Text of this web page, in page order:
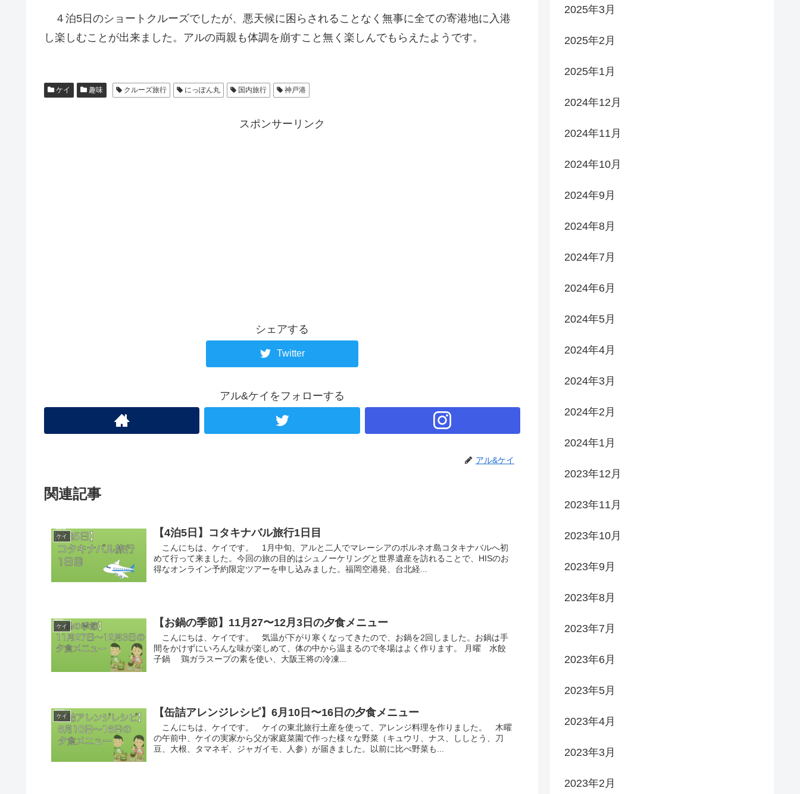
４泊5日のショートクルーズでしたが、悪天候に困らされることなく無事に全ての寄港地に入港
し楽しむことが出来ました。アルの両親も体調を崩すこと無く楽しんでもらえたようです。
ケイ 趣味 クルーズ旅行 にっぽん丸 国内旅行 神戸港
スポンサーリンク
シェアする
Twitter
アル&ケイをフォローする
アル&ケイ
関連記事
ケイ 【4泊5日】コタキナバル旅行1日目
こんにちは、ケイです。 1月中旬、アルと二人でマレーシアのボルネオ島コタキナバルへ初
めて行って来ました。今回の旅の目的はシュノーケリングと世界遺産を訪れることで、HISのお
得なオンライン予約限定ツアーを申し込みました。福岡空港発、台北経...
ケイ 【お鍋の季節】11月27〜12月3日の夕食メニュー
こんにちは、ケイです。 気温が下がり寒くなってきたので、お鍋を2回しました。お鍋は手
間をかけずにいろんな味が楽しめて、体の中から温まるので冬場はよく作ります。 月曜 水餃
子鍋 鶏ガラスープの素を使い、大阪王将の冷凍...
ケイ 【缶詰アレンジレシピ】6月10日〜16日の夕食メニュー
こんにちは、ケイです。 ケイの東北旅行土産を使って、アレンジ料理を作りました。 木曜
の午前中、ケイの実家から父が家庭菜園で作った様々な野菜（キュウリ、ナス、ししとう、刀
豆、大根、タマネギ、ジャガイモ、人参）が届きました。以前に比べ野菜も...
2025年3月
2025年2月
2025年1月
2024年12月
2024年11月
2024年10月
2024年9月
2024年8月
2024年7月
2024年6月
2024年5月
2024年4月
2024年3月
2024年2月
2024年1月
2023年12月
2023年11月
2023年10月
2023年9月
2023年8月
2023年7月
2023年6月
2023年5月
2023年4月
2023年3月
2023年2月